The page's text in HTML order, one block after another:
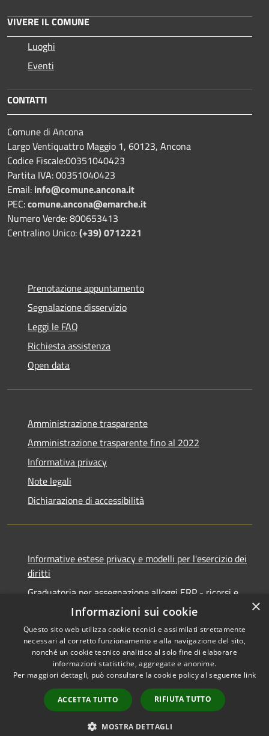
VIVERE IL COMUNE
Luoghi
Eventi
CONTATTI
Comune di Ancona
Largo Ventiquattro Maggio 1, 60123, Ancona
Codice Fiscale:00351040423
Partita IVA: 00351040423
Email: info@comune.ancona.it
PEC:comune.ancona@emarche.it
Numero Verde: 800653413
Centralino Unico:(+39) 0712221
Prenotazione appuntamento
Segnalazione disservizio
Leggi le FAQ
Richiesta assistenza
Open data
Amministrazione trasparente
Amministrazione trasparente fino al 2022
Informativa privacy
Note legali
Dichiarazione di accessibilità
Informative estese privacy e modelli per l'esercizio dei
diritti
Graduatoria per assegnazione alloggi ERP - ricorsi e
Accessibilità
Copyright © 2026 • Comune di
Ancona • Powered by
Municipium•
Accesso
redazione
×
Informazioni sui cookie
Questo sito web utilizza cookie tecnici e assimilati strettamente
necessari al corretto funzionamento e alla navigazione del sito,
nonché un cookie tecnico analitico al solo fine di elaborare
informazioni statistiche, aggregate e anonime.
Per maggiori dettagli, può consultare la cookie policy al seguente link
ACCETTA TUTTO RIFIUTA TUTTO
MOSTRA DETTAGLI